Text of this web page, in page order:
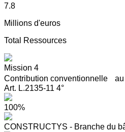
7.8
Millions d'euros
Total Ressources
Mission 4
Contribution conventionnelle
Art. L.2135-11 4°
100%
CONSTRUCTYS - Branche du